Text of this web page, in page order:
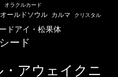
オラクルカード
オールドソウル カルマ クリスタル
ドアイ・松果体
ード
アウェイクニ